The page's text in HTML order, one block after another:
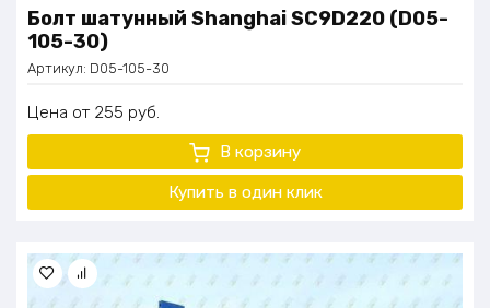
Болт шатунный Shanghai SC9D220 (D05-
105-30)
Артикул: D05-105-30
Цена 255 руб.
В корзину
Купить в один клик